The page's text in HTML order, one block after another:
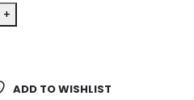
+
ADD TO WISHLIST